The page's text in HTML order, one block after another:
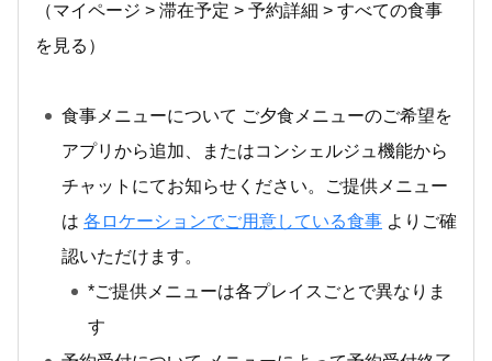
（マイページ > 滞在予定 > 予約詳細 > すべての食事
を見る）
食事メニューについて ご夕食メニューのご希望を
アプリから追加、またはコンシェルジュ機能から
チャットにてお知らせください。ご提供メニュー
は 各ロケーションでご用意している食事 よりご確
認いただけます。
*ご提供メニューは各プレイスごとで異なりま
す